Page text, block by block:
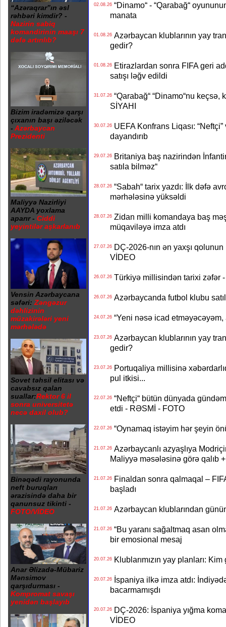
“Azəraqrar”ın əsl
rəhbəri kimdir? -
Nazirin sabiq
komandirinin maaşı 7
dəfə artırılıb?
Bizim iradəmizə qarşı
çıxanın başı əziləcək
- Azərbaycan
Prezidenti
Maliyyə Nazirliyi
AAYDA yoxlama
aparır - Ciddi
yeyintilər aşkarlanıb
Vensin Azərbaycana
səfəri: Zəngəzur
dəhlizinin
müzakirələri yeni
mərhələdə
Sovet təhsil elitası və
cavabsız qalan
suallar:Rektor 6 il
sonra universitetə
necə daxil olub?
Binəqədi rayonunda
neft buruqları
ərazisində daha bir
qanunsuz tikinti -
FOTO/VİDEO
Anar Əlizadə-Mübariz
Mənsimov
qarşıdurması -
Kompromat savaşı
yenidən başlayıb
02.08.26“Dinamo“ - “Qarabağ“
manata
01.08.26Azərbaycan klublarının yay
gedir?
01.08.26Etirazlardan sonra FIFA geri
satışı ləğv edildi
31.07.26“Qarabağ“ “Dinamo“nu keçsə,
SİYAHI
30.07.26UEFA Konfrans Liqası: “Neftçi”
dayandırıb
29.07.26Britaniya baş nazirindən
satıla bilməz“
28.07.26“Sabah“ tarix yazdı: İlk dəfə
mərhələsinə yüksəldi
28.07.26Zidan milli komandaya baş
müqaviləyə imza atdı
27.07.26DÇ-2026-nın ən yaxşı
VİDEO
26.07.26Türkiyə millisindən tarixi zəfər
26.07.26Azərbaycanda futbol klubu
24.07.26“Yeni nəsə icad etməyəcəyəm,
23.07.26Azərbaycan klublarının yay
gedir?
23.07.26Portuqaliya millisinə
pul itkisi...
22.07.26“Neftçi“ bütün dünyada
etdi - RƏSMİ - FOTO
22.07.26“Oynamaq istəyim hər şeyin
21.07.26Azərbaycanlı azyaşlıya
Maliyyə məsələsinə görə qalıb
21.07.26Finaldan sonra qalmaqal –
başladı
21.07.26Azərbaycan klublarından
21.07.26“Bu yaranı sağaltmaq asan
bir emosional mesaj
20.07.26Klublarımızın yay planları:
20.07.26İspaniya ilkə imza atdı:
bacarmamışdı
20.07.26DÇ-2026: İspaniya yığma
VİDEO